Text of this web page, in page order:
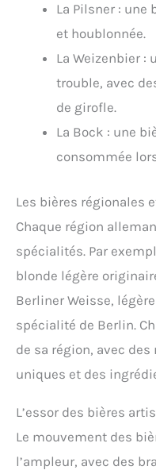
La Pilsner : une
et houblonnée.
La Weizenbier :
trouble, avec
de girofle.
La Bock : une
consommée
Les bières régionales
Chaque région
spécialités. Par
blonde légère
Berliner Weisse,
spécialité de Berlin.
de sa région, avec
uniques et des
L’essor des bières
Le mouvement des
l’ampleur, avec des